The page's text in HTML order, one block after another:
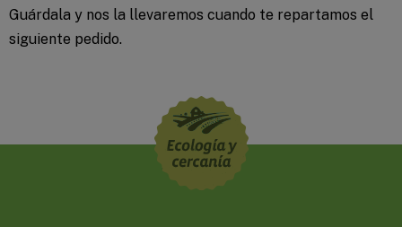
Guárdala y nos la llevaremos cuando te repartamos el
siguiente pedido.